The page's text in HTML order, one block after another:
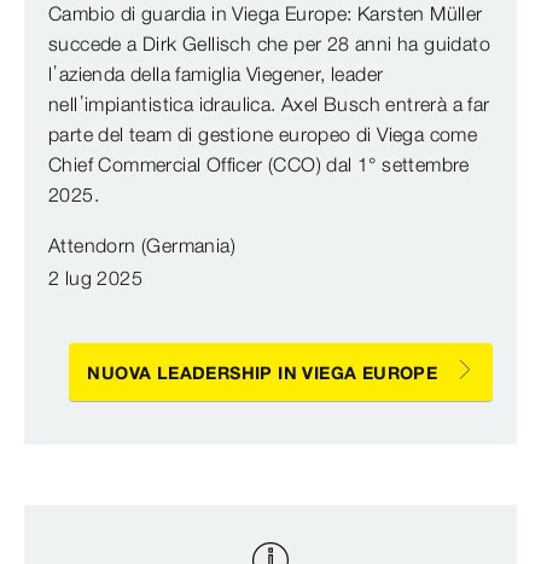
Cambio di guardia in Viega Europe: Karsten Müller
succede a Dirk Gellisch che per 28 anni ha guidato
l’azienda della famiglia Viegener, leader
nell’impiantistica idraulica. Axel Busch entrerà a far
parte del team di gestione europeo di Viega come
Chief Commercial Officer (CCO) dal 1° settembre
2025.
Attendorn (Germania)
2 lug 2025
NUOVA LEADERSHIP IN VIEGA EUROPE